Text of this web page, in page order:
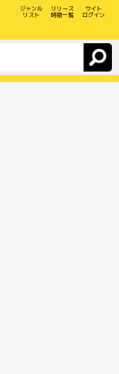
ジャンル
リスト
リリース
時期一覧
サイト
ログイン